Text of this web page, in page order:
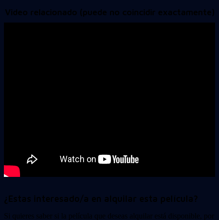
Video relacionado (puede no coincidir exactamente)
¿Estas interesado/a en alquilar esta película?
Si quieres saber si la película que deseas alquilar está disponible, por